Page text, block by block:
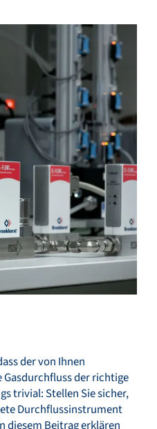
der von Ihnen
der richtige
trivial: Stellen Sie sicher,
Durchflussinstrument